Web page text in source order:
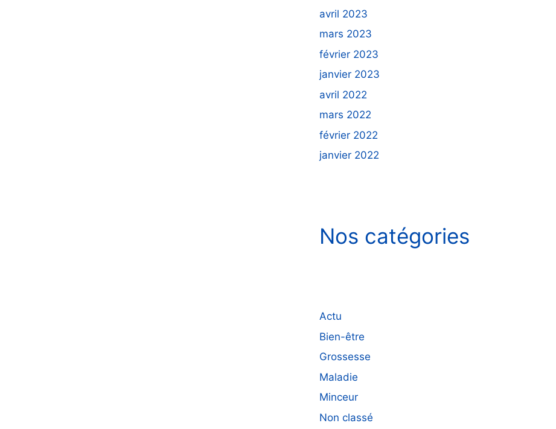
avril 2023
mars 2023
février 2023
janvier 2023
avril 2022
mars 2022
février 2022
janvier 2022
Nos catégories
Actu
Bien-être
Grossesse
Maladie
Minceur
Non classé